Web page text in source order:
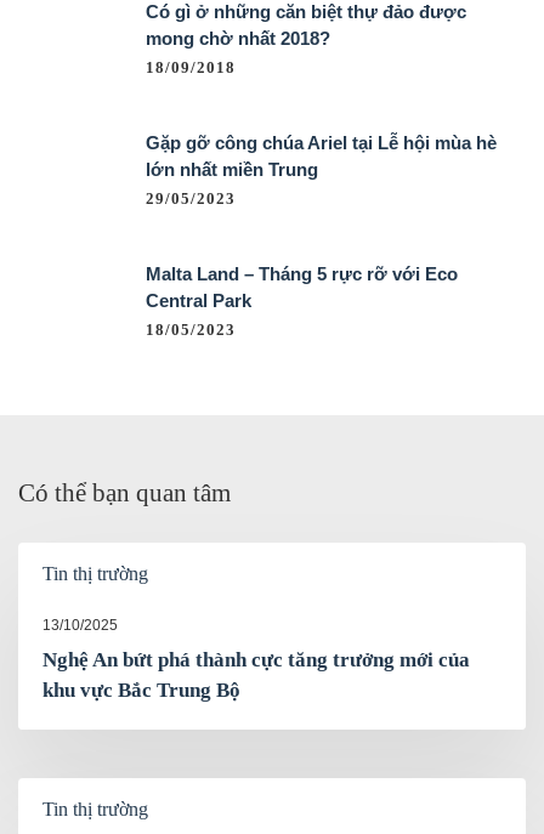
Có gì ở những căn biệt thự đảo được
mong chờ nhất 2018?
18/09/2018
Gặp gỡ công chúa Ariel tại Lễ hội mùa hè
lớn nhất miền Trung
29/05/2023
Malta Land – Tháng 5 rực rỡ với Eco
Central Park
18/05/2023
Có thể bạn quan tâm
Tin thị trường
13/10/2025
Nghệ An bứt phá thành cực tăng trưởng mới của
khu vực Bắc Trung Bộ
Tin thị trường